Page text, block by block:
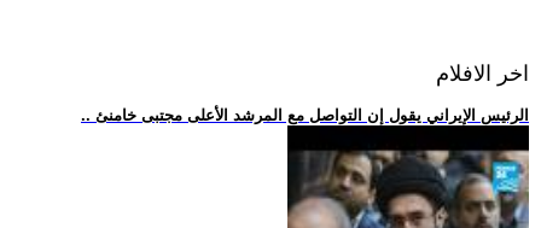
اخر الافلام
.. الرئيس الإيراني يقول إن التواصل مع المرشد الأعلى مجتبى خامنئ